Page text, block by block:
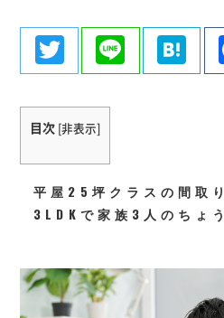
TwitterLine
目次 [非表示]
平屋25坪クラスの間取
3LDKで家族3人のちょ